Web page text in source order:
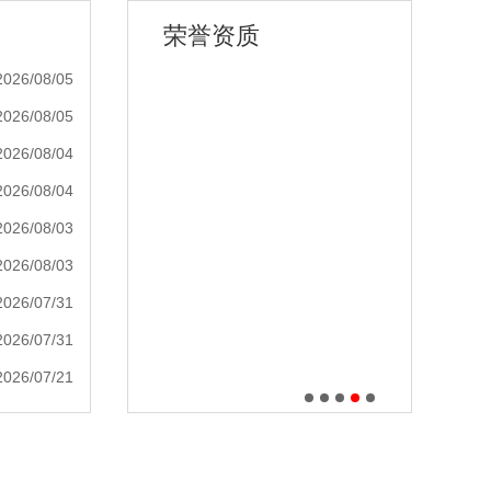
08/05
08/05
08/04
08/04
08/03
08/03
07/31
07/31
07/21
荣誉资质